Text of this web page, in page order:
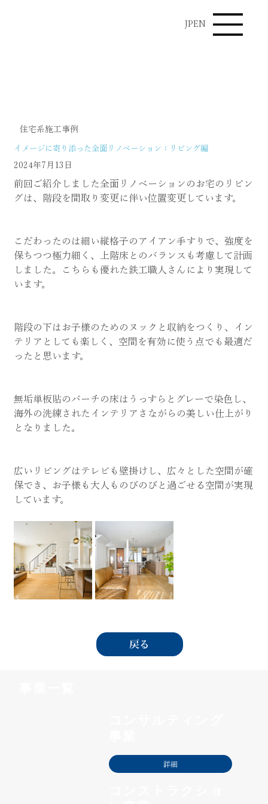
JP EN
住宅系施工事例
イメージに寄り添った全面リノベーション：リビング編
2024年7月13日
前回ご紹介しました全面リノベーションのお宅のリビン
グは、階段を間取り変更に伴い位置変更しています。
こだわったのは細い縦格子のアイアン手すりで、強度を
保ちつつ極力細く、上階床とのバランスも考慮して計画
しました。こちらも優れた鉄工職人さんにより実現して
います。
階段の下はお子様のためのヌックと収納をつくり、イン
テリアとしても楽しく、空間を有効に使う点でも最適だ
ったと思います。
無垢単板貼のバーチの床はうっすらとグレーで染色し、
海外の洗練されたインテリアさながらの美しい仕上がり
となりました。
広いリビングはテレビも壁掛けし、広々とした空間が確
保でき、お子様も大人ものびのびと過ごせる空間が実現
しています。
戻る
詳細